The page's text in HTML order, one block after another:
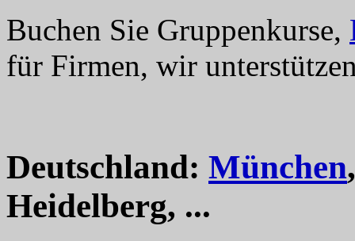
Buchen Sie Gruppenkurse,
für Firmen, wir
Deutschland: München
Heidelberg, ...